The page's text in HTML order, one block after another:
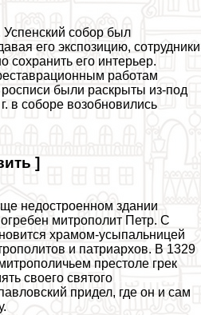
собор был
его экспозицию, сотрудники
сохранить его интерьер.
работам
были раскрыты из-под
в соборе возобновились
]
недостроенном здании
митрополит Петр. С
храмом-усыпальницей
и патриархов. В 1329
престоле грек
своего святого
придел, где он и сам